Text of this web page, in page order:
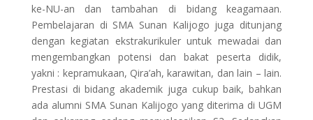
ke-NU-an dan tambahan di bidang keagamaan.
Pembelajaran di SMA Sunan Kalijogo juga ditunjang
dengan kegiatan ekstrakurikuler untuk mewadai dan
mengembangkan potensi dan bakat peserta didik,
yakni : kepramukaan, Qira’ah, karawitan, dan lain – lain.
Prestasi di bidang akademik juga cukup baik, bahkan
ada alumni SMA Sunan Kalijogo yang diterima di UGM